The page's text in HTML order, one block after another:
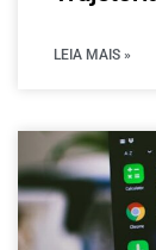
LEIA MAIS »